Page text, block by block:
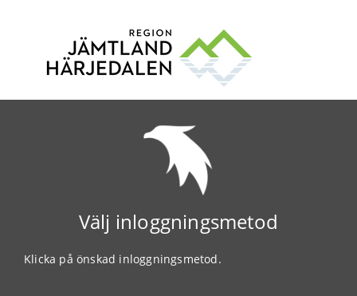
Välj inloggningsmetod
Klicka på önskad inloggningsmetod.